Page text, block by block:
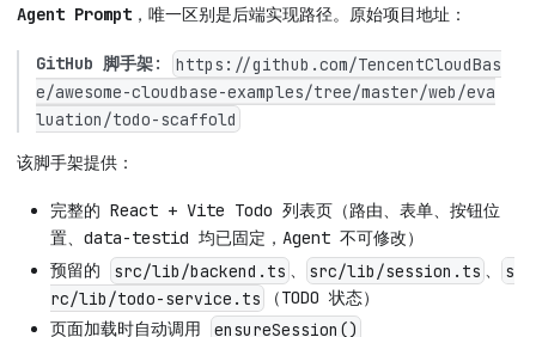
Agent Prompt ，唯一区别是后端实现路径。原始项目地址：
GitHub 脚手架:
https://github.com/TencentCloudBas
e/awesome-cloudbase-examples/tree/master/web/eva
luation/todo-scaffold
该脚手架提供：
完整的 React + Vite Todo 列表页（路由、表单、按钮位
置、data-testid 均已固定，Agent 不可修改）
预留的
src/lib/backend.ts 、 src/lib/session.ts 、
s
rc/lib/todo-service.ts
（TODO 状态）
页面加载时自动调用
ensureSession()